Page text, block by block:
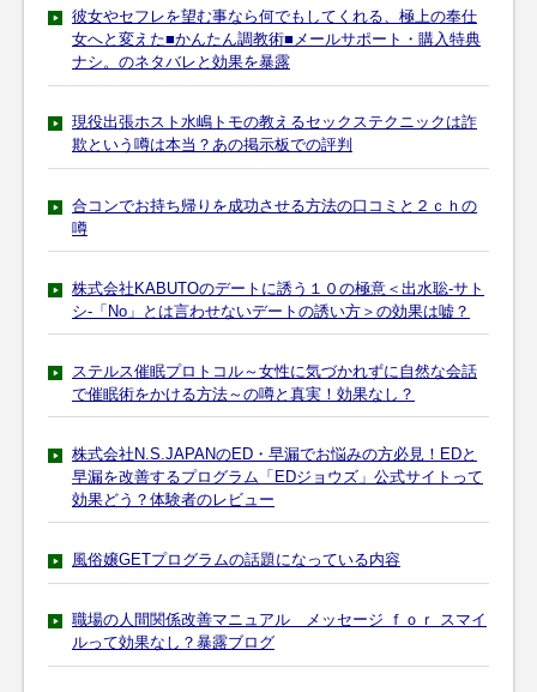
彼女やセフレを望む事なら何でもしてくれる、極上の奉仕
女へと変えた■かんたん調教術■メールサポート・購入特典
ナシ。のネタバレと効果を暴露
現役出張ホスト水嶋トモの教えるセックステクニックは詐
欺という噂は本当？あの掲示板での評判
合コンでお持ち帰りを成功させる方法の口コミと２ｃｈの
噂
株式会社KABUTOのデートに誘う１０の極意＜出水聡-サト
シ-「No」とは言わせないデートの誘い方＞の効果は嘘？
ステルス催眠プロトコル～女性に気づかれずに自然な会話
で催眠術をかける方法～の噂と真実！効果なし？
株式会社N.S.JAPANのED・早漏でお悩みの方必見！EDと
早漏を改善するプログラム「EDジョウズ」公式サイトって
効果どう？体験者のレビュー
風俗嬢GETプログラムの話題になっている内容
職場の人間関係改善マニュアル メッセージ ｆｏｒ スマイ
ルって効果なし？暴露ブログ